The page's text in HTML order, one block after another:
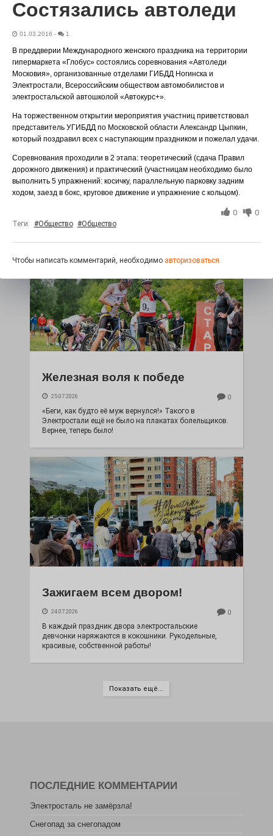
«С ними дядька Черномор»
Юбилейным курсом
26.07.2026 0
Железная воля к победе
25.07.2026 0
«Беги, как будто её муж вернулся!» Такого в
Электростали ещё не было на плакатах болельщиков.
Вернее, теперь было!
Зажигаем всем двором!
24.07.2026 0
В каждый праздник двора электростальские
девчонки наряжаются в кокошники. Рукодельные,
красивые, собственной работы!
Показать ещё...
Состязались автоледи
01.03.2016 - 1
В преддверии Международного женского праздника на территории
гипермаркета «Глобус» состоялись соревнования «Автоледи
Московия», организованные отделами ГИБДД Ногинска и
Электростали, Всероссийским обществом автомобилистов и
электростальской автошколой «Автокурс+».
На торжественном открытии мероприятия участниц приветствовал
представитель УГИБДД по Московской области Александр Цыпкин,
который поздравил всех с наступающим праздником и пожелал удачи.
Соревнования проходили в 2 этапа: теоретический (сдача Правил
дорожного движения) и практический (участницам необходимо было
выполнить 5 упражнений: косичку, параллельную парковку задним
ходом, заезд в бокс, круговое движение и упражнение с кольцом).
0 0
Теги: #Общество #Общество
Чтобы написать комментарий, необходимо авторизоваться.
ПОСЛЕДНИЕ КОММЕНТАРИИ
Электросталь не замёрзла!
Снегопад за снегопадом